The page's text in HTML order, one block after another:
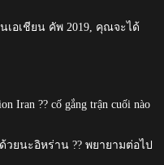
อเชียน คัพ 2019, คุณจะได้
Iran ?? cố gắng trận cuối nào
วยนะอิหร่าน ?? พยายามต่อไป